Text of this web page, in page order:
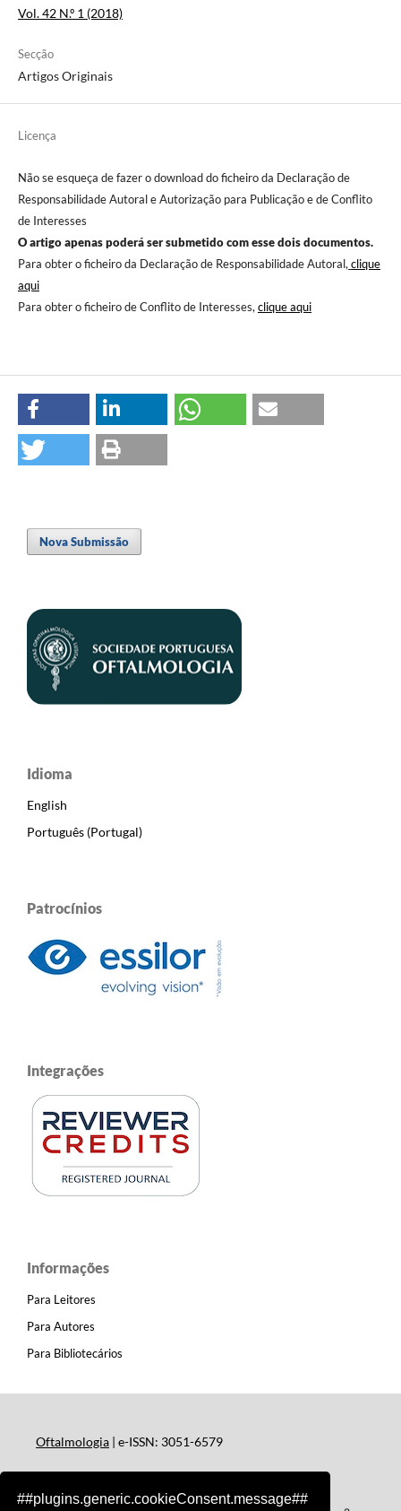
##plugins.generic.cookieConsent.message##
Vol. 42 N.º 1 (2018)
Secção
Artigos Originais
Licença
Não se esqueça de fazer o download do ficheiro da Declaração de
Responsabilidade Autoral e Autorização para Publicação e de Conflito
de Interesses
O artigo apenas poderá ser submetido com esse dois documentos.
Para obter o ficheiro da Declaração de Responsabilidade Autoral, clique
aqui
Para obter o ficheiro de Conflito de Interesses, clique aqui
Nova Submissão
Idioma
English
Português (Portugal)
Patrocínios
Integrações
Informações
Para Leitores
Para Autores
Para Bibliotecários
Oftalmologia| e-ISSN: 3051-6579